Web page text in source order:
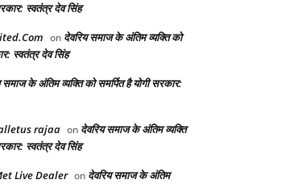
स्वतंत्र देव सिंह
on देवरिय समाज के अंतिम व्यक्ति को
स्वतंत्र देव सिंह
समाज के अंतिम व्यक्ति को समर्पित है योगी सरकार:
rajaa on देवरिय समाज के अंतिम व्यक्ति
स्वतंत्र देव सिंह
Live Dealer on देवरिय समाज के अंतिम